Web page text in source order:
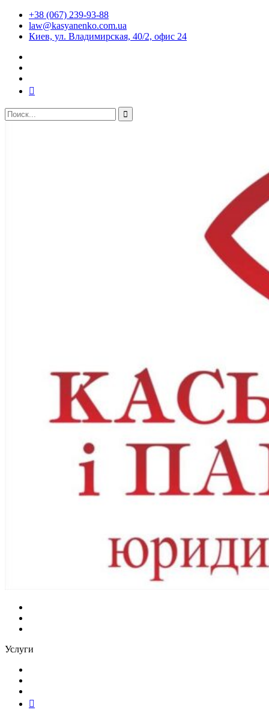
+38 (067) 239-93-88
law@kasyanenko.com.ua
Киев, ул. Владимирская, 40/2, офис 24
Услуги